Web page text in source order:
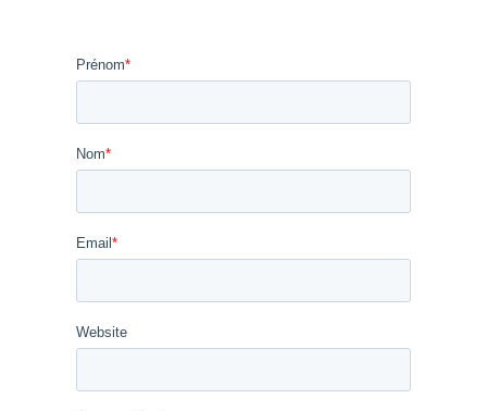
Prénom*
Nom*
Email*
Website